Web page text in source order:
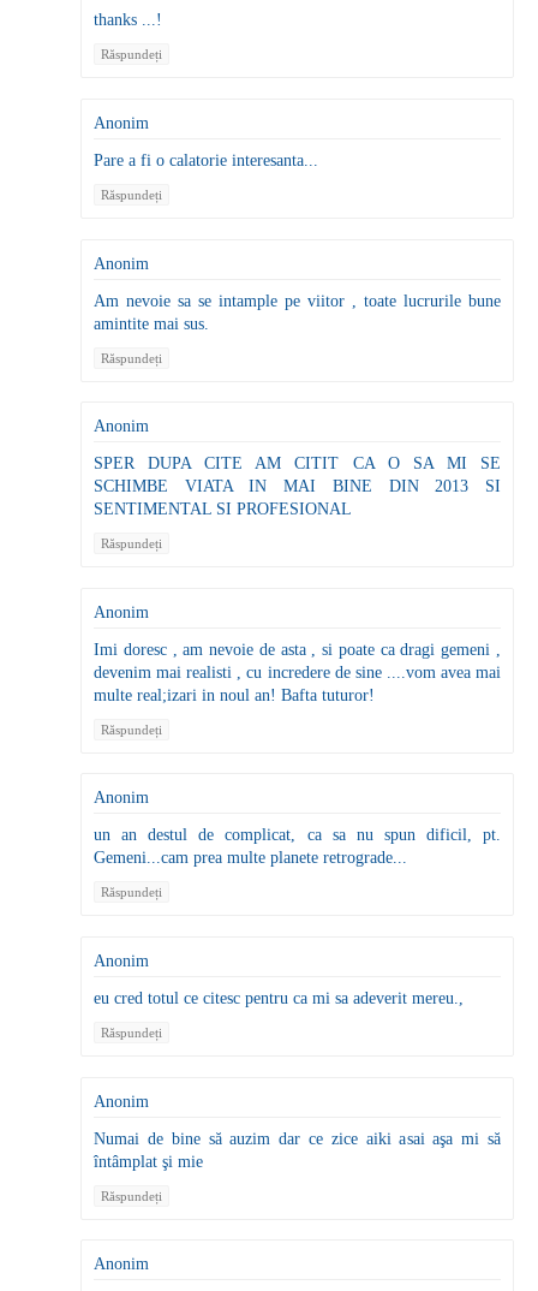
thanks ...!
Răspundeți
Anonim
Pare a fi o calatorie interesanta...
Răspundeți
Anonim
Am nevoie sa se intample pe viitor , toate lucrurile bune
amintite mai sus.
Răspundeți
Anonim
SPER DUPA CITE AM CITIT CA O SA MI SE
SCHIMBE VIATA IN MAI BINE DIN 2013 SI
SENTIMENTAL SI PROFESIONAL
Răspundeți
Anonim
Imi doresc , am nevoie de asta , si poate ca dragi gemeni ,
devenim mai realisti , cu incredere de sine ....vom avea mai
multe real;izari in noul an! Bafta tuturor!
Răspundeți
Anonim
un an destul de complicat, ca sa nu spun dificil, pt.
Gemeni...cam prea multe planete retrograde...
Răspundeți
Anonim
eu cred totul ce citesc pentru ca mi sa adeverit mereu.,
Răspundeți
Anonim
Numai de bine să auzim dar ce zice aiki asai aşa mi să
întâmplat şi mie
Răspundeți
Anonim